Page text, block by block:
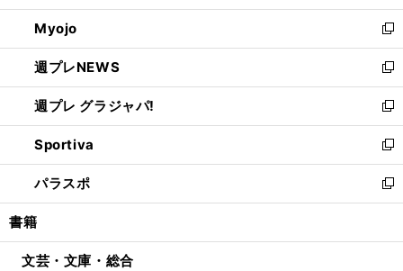
開
く
ウ
で
開
く
ン
ド
ウ
で
開
く
ウ
ィ
ン
ド
ウ
で
開
く
Myojo
新
し
い
ウ
ィ
ン
ド
ウ
で
開
週プレNEWS
新
し
い
ウ
ィ
ン
ド
ウ
開
週プレ グラジャパ!
新
し
い
ウ
ィ
ン
ウ
Sportiva
新
し
い
ウ
ン
パラスポ
新
し
ウ
書籍
文芸・文庫・総合